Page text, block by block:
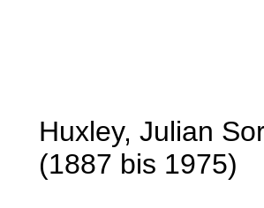
Huxley, Julian
(1887 bis 1975)